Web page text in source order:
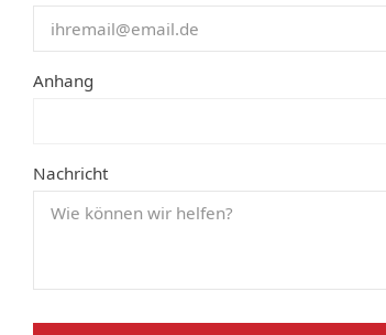
Anhang
Nachricht